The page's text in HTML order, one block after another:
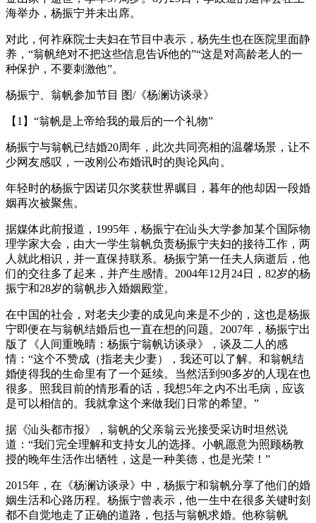
海举办，杨振宁并未出席。
对此，何祚庥院士夫妇在节目中表示，杨先生也在医院里面静
养，“翁帆绝对不把这些信息告诉他的”“这是对高龄老人的一
种保护，不要刺激他”。
杨振宁、翁帆参加节目 图/《杨澜访谈录》
【1】“翁帆是上帝给我的最后的一个礼物”
杨振宁与翁帆已结婚20周年，此次共同亮相的温馨场景，让不
少网友感叹，一改刚公布婚讯时的舆论风向。
年轻时的杨振宁因诺贝尔奖获世界瞩目，暮年的他却因一段婚
姻再次被聚焦。
据媒体此前报道，1995年，杨振宁在汕头大学参加某个国际物
理学家大会，由大一学生翁帆负责杨振宁夫妇的接待工作，两
人就此相识，并一直保持联系。杨振宁第一任夫人病逝后，他
们的交往多了起来，并产生感情。2004年12月24日，82岁的杨
振宁和28岁的翁帆步入婚姻殿堂。
在中国的社会，对老夫少妻的成见向来是不少的，这也是杨振
宁即便在与翁帆结婚后也一直在想的问题。2007年，杨振宁出
版了《人间重晚晴：杨振宁翁帆访谈录》，谈及二人的感
情：“这个不赞成（指老夫少妻），我还可以了解。和翁帆结
婚使得我的生命里有了一个延续。当然活到90多岁的人现在也
很多。照我目前的情形看的话，我想5年之内不出毛病，应该
是可以相信的。我就拿这个来做我们日常的希望。”
据《汕头都市报》，翁帆的父亲翁云光接受采访时坦然说
道：“我们完全理解和支持女儿的选择。小帆愿意为照顾杨教
授的晚年生活作出牺牲，这是一种美德，也是光荣！”
2015年，在《杨澜访谈录》中，杨振宁和翁帆分享了他们的婚
姻生活和心路历程。杨振宁曾表示，他一生中在很多关键时刻
都不自觉地走了正确的道路，包括与翁帆求婚。他称翁帆